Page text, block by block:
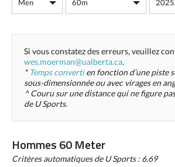
Si vous constatez des erreurs, veuillez
wes.moerman@ualberta.ca.
* Temps convertien fonction d’une piste
sous-dimensionnée ou avec virages en
^ Couru sur une distance qui ne figure
de U Sports.
Hommes 60 Meter
Critères automatiques de U Sports : 6.69